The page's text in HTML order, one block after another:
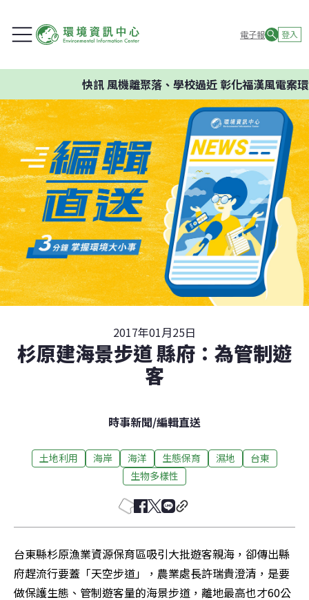
電子報 登入
快訊風機離聚落、學校過近 彰化福漢風電案環
2017年01月25日
杉原建海景步道 縣府：為管制遊
客
時事新聞/編輯直送
土地利用 海岸 海洋 生態保育 濕地
台東
生物多樣性
台東縣杉原漁業資源保育區吸引大批遊客親海，卻傳出縣
府趕流行要蓋「天空步道」，農業處長許瑞貴澄清，是要
做保護生態、管制遊客量的海景步道，離地最高也才60公